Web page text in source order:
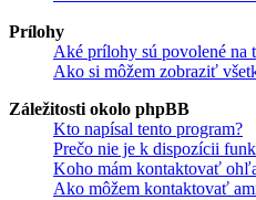
Prílohy
Aké prílohy sú povolené na
Ako si môžem zobraziť
Záležitosti okolo phpBB
Kto napísal tento program?
Prečo nie je k dispozícii
Koho mám kontaktovať
Ako môžem kontaktovať